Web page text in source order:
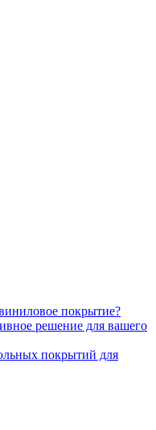
покрытие?
решение для вашего
покрытий для